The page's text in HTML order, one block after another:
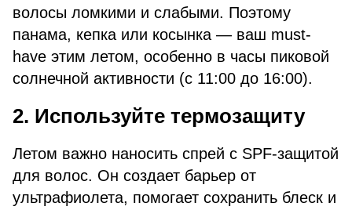
волосы ломкими и слабыми. Поэтому
панама, кепка или косынка — ваш must-
have этим летом, особенно в часы пиковой
солнечной активности (с 11:00 до 16:00).
2. Используйте термозащиту
Летом важно наносить спрей с SPF-защитой
для волос. Он создает барьер от
ультрафиолета, помогает сохранить блеск и